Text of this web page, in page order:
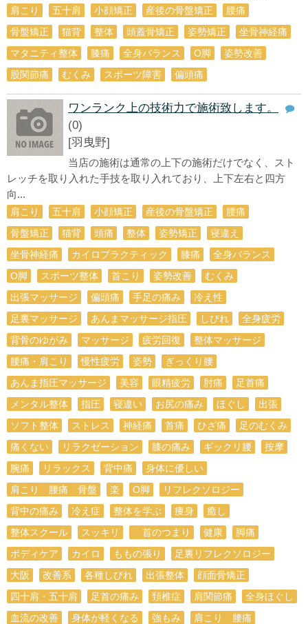
肩こり 五十肩 小顔矯正 産後の骨盤矯正
腰痛
骨盤矯正
猫背 整体 頭蓋骨矯正 姿勢矯正
坐骨神経痛
マタニティ整体
膝痛 全身バランス О脚
姿勢改善
股関節痛
むくみ スポーツ障害 偏頭痛
ワンランク上の技術力で施術致します。
(0)
[羽曳野]
当店の施術は通常の上下の施術だけでなく、スト
レッチを取り入れた手技を取り入れており、上下左右と四方
向...
肩こり 五十肩 小顔矯正 産後の骨盤矯正
腰痛
骨盤矯正
猫背 頭痛 整体 姿勢矯正
寝違え
坐骨神経痛
カイロプラクティック 膝痛
全身バランス
О脚
スポーツ整体 首こり 姿勢改善
むくみ
出張マッサージ
偏頭痛 手足の痛み
冷え性
足裏マッサージ
あんまマッサージ指圧 しびれ
全身疲労
背骨のゆがみ
マッサージ 疲労回復
整体マッサージ
腰痛・肩こり
慢性疲労 姿勢
ぎっくり腰
あんま指圧マッサージ
美容 眼精疲労 肘痛
足首痛
メンタル整体
指圧 寝違い お尻の痛み ほぐし
出張
ソフト整体
ストレス 神経痛 首痛 ひざ痛
足のむくみ
痛くない
リラクゼーション 膝の痛み ギックリ腰
按摩
腕痛
リラックス 背中痛
身体に優しい
肩こり 腰痛 骨盤
楽 O脚
リフレクソロジー
背中の痛み
冷え症 整体を学ぶ 痩身
癒し
整体スクール
スッキリ 首のつまり 健康
脚痛
ボディケア
カイロ ももの張り
足裏リフレクソロジー
大阪
改善系 各種しびれ 出張整体
顔面骨矯正
四十肩・五十肩
足首の痛み 頚椎症 肩関節痛
全身ほぐし
血流の改善
身体が軽くなる 強もみ
肩こり 腰痛